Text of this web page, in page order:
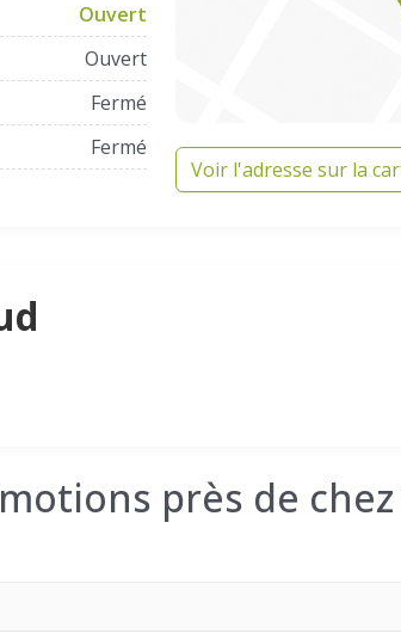
Ouvert
Ouvert
Fermé
Fermé
Voir l'adresse sur la
près de chez